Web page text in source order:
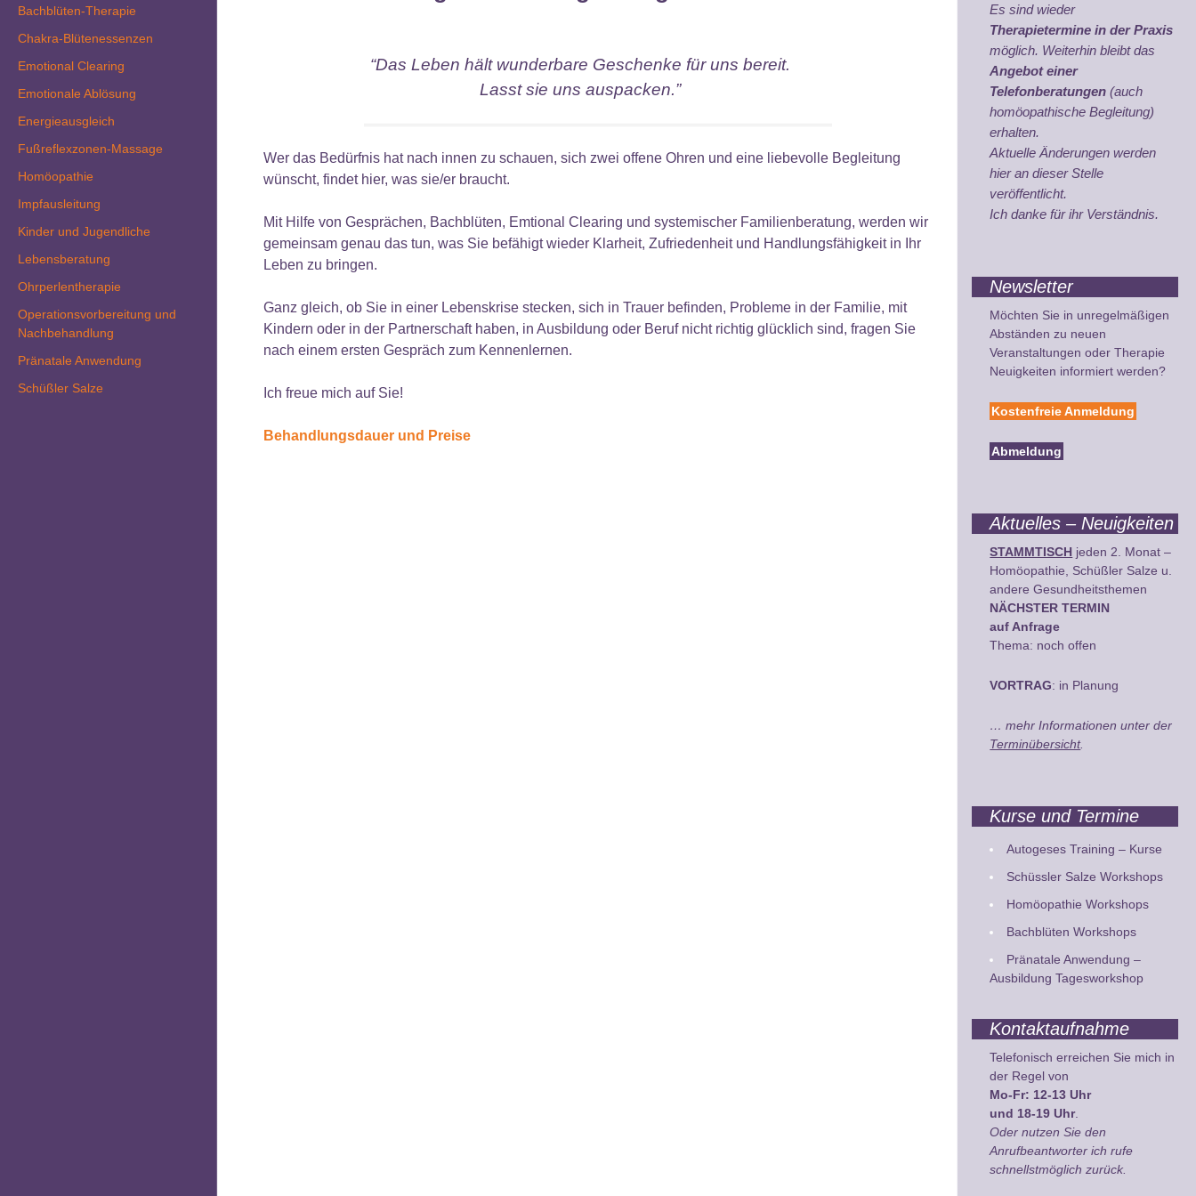
Bachblüten-Therapie
Chakra-Blütenessenzen
Emotional Clearing
Emotionale Ablösung
Energieausgleich
Fußreflexzonen-Massage
Homöopathie
Impfausleitung
Kinder und Jugendliche
Lebensberatung
Ohrperlentherapie
Operationsvorbereitung und
Nachbehandlung
Pränatale Anwendung
Schüßler Salze
“Das Leben hält wunderbare Geschenke für uns bereit.
Lasst sie uns auspacken.”
Wer das Bedürfnis hat nach innen zu schauen, sich zwei offene Ohren und eine liebevolle Begleitung
wünscht, findet hier, was sie/er braucht.
Mit Hilfe von Gesprächen, Bachblüten, Emtional Clearing und systemischer Familienberatung, werden wir
gemeinsam genau das tun, was Sie befähigt wieder Klarheit, Zufriedenheit und Handlungsfähigkeit in Ihr
Leben zu bringen.
Ganz gleich, ob Sie in einer Lebenskrise stecken, sich in Trauer befinden, Probleme in der Familie, mit
Kindern oder in der Partnerschaft haben, in Ausbildung oder Beruf nicht richtig glücklich sind, fragen Sie
nach einem ersten Gespräch zum Kennenlernen.
Ich freue mich auf Sie!
Behandlungsdauer und Preise
Es sind wieder
Therapietermine in der Praxis
möglich. Weiterhin bleibt das
Angebot einer
Telefonberatungen (auch
homöopathische Begleitung)
erhalten.
Aktuelle Änderungen werden
hier an dieser Stelle
veröffentlicht.
Ich danke für ihr Verständnis.
Newsletter
Möchten Sie in unregelmäßigen
Abständen zu neuen
Veranstaltungen oder Therapie
Neuigkeiten informiert werden?
Kostenfreie Anmeldung
Abmeldung
Aktuelles – Neuigkeiten
STAMMTISCH jeden 2. Monat –
Homöopathie, Schüßler Salze u.
andere Gesundheitsthemen
NÄCHSTER TERMIN
auf Anfrage
Thema: noch offen
VORTRAG: in Planung
… mehr Informationen unter der
Terminübersicht.
Kurse und Termine
Autogeses Training – Kurse
Schüssler Salze Workshops
Homöopathie Workshops
Bachblüten Workshops
Pränatale Anwendung –
Ausbildung Tagesworkshop
Kontaktaufnahme
Telefonisch erreichen Sie mich in
der Regel von
Mo-Fr: 12-13 Uhr
und 18-19 Uhr.
Oder nutzen Sie den
Anrufbeantworter ich rufe
schnellstmöglich zurück.